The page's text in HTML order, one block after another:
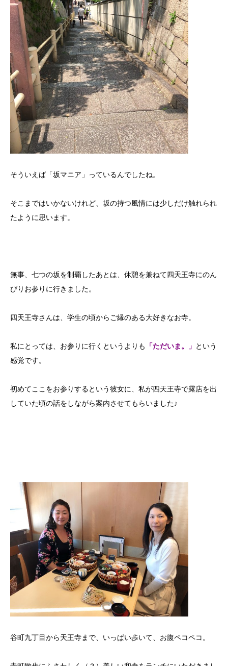
そういえば「坂マニア」っているんでしたね。
そこまではいかないけれど、坂の持つ風情には少しだけ触れられ
たように思います。
無事、七つの坂を制覇したあとは、休憩を兼ねて四天王寺にのん
びりお参りに行きました。
四天王寺さんは、学生の頃からご縁のある大好きなお寺。
私にとっては、お参りに行くというよりも 「ただいま。」 という
感覚です。
初めてここをお参りするという彼女に、私が四天王寺で露店を出
していた頃の話をしながら案内させてもらいました♪
谷町九丁目から天王寺まで、いっぱい歩いて、お腹ペコペコ。